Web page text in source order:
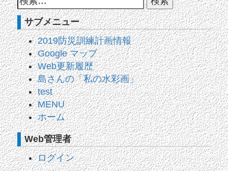
サブメニュー
2019防災訓練計画情報
Google マップ
Web更新履歴
島さんの「私の水彩画」
test
MENU
ホーム
Web管理者
ログイン